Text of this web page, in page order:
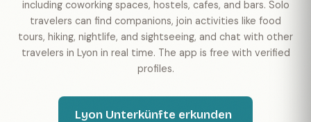
including coworking spaces, hostels, cafes, and bars. Solo
travelers can find companions, join activities like food
tours, hiking, nightlife, and sightseeing, and chat with other
travelers in Lyon in real time. The app is free with verified
profiles.
Lyon Unterkünfte erkunden